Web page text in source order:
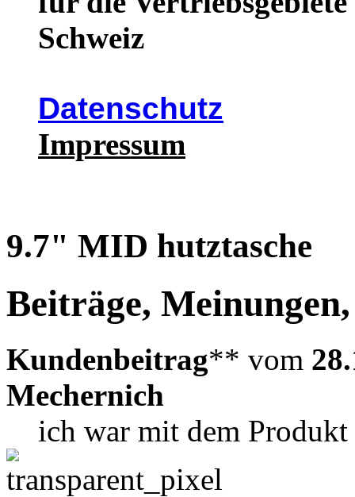
Schweiz
Datenschutz
Impressum
9.7" MID hutztasche
Beiträge,
Kundenbeitrag** vom
Mechernich
ich war mit dem Produkt